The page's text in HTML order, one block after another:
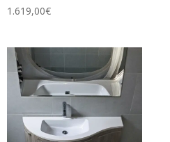
1.619,00€